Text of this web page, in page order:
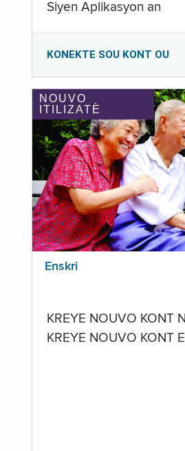
Siyen Aplikasyon an
KONEKTE SOU KONT OU
NOUVO
ITILIZATÈ
Enskri
KREYE NOUVO KONT
KREYE NOUVO KONT